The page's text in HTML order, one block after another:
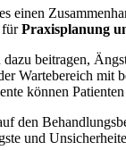
einen
fürPraxisplanung
beitragen,
Wartebereich
können
den
und